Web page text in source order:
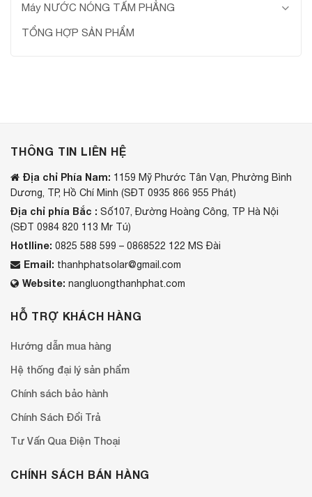
Máy NƯỚC NÓNG TẤM PHẲNG
TỔNG HỢP SẢN PHẨM
THÔNG TIN LIÊN HỆ
Địa chỉ Phía Nam: 1159 Mỹ Phước Tân Vạn, Phường Bình
Dương, TP, Hồ Chí Minh (SĐT 0935 866 955 Phát)
Địa chỉ phía Bắc : Số107, Đường Hoàng Công, TP Hà Nội
(SĐT 0984 820 113 Mr Tú)
Hotlline: 0825 588 599 – 0868522 122 MS Đài
Email: thanhphatsolar@gmail.com
Website: nangluongthanhphat.com
HỖ TRỢ KHÁCH HÀNG
Hướng dẫn mua hàng
Hệ thống đại lý sản phẩm
Chính sách bảo hành
Chính Sách Đổi Trả
Tư Vấn Qua Điện Thoại
CHÍNH SÁCH BÁN HÀNG